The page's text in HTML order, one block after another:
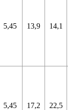
5,45 13,9 14,1
5,45 17,2 22,5